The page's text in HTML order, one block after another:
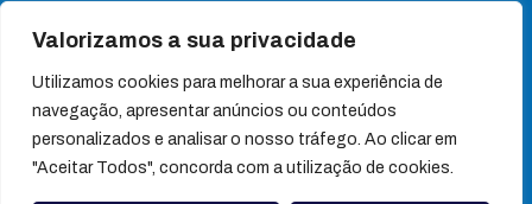
Valorizamos a sua privacidade
Utilizamos cookies para melhorar a sua experiência de
navegação, apresentar anúncios ou conteúdos
personalizados e analisar o nosso tráfego. Ao clicar em
"Aceitar Todos", concorda com a utilização de cookies.
notícias